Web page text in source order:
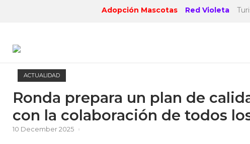
Adopción Mascotas Red Violeta
ACTUALIDAD
Ronda prepara un plan de
con la colaboración de todos
10 December 2025